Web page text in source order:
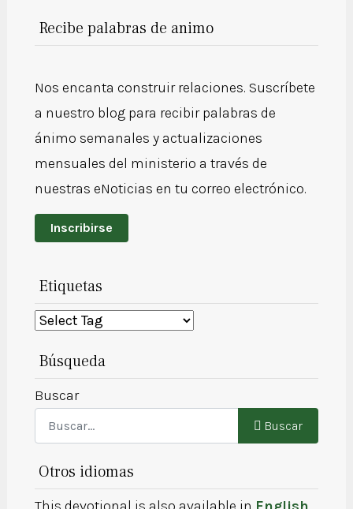
Recibe palabras de animo
Nos encanta construir relaciones. Suscríbete
a nuestro blog para recibir palabras de
ánimo semanales y actualizaciones
mensuales del ministerio a través de
nuestras eNoticias en tu correo electrónico.
Inscribirse
Etiquetas
Búsqueda
Buscar
Buscar
Otros idiomas